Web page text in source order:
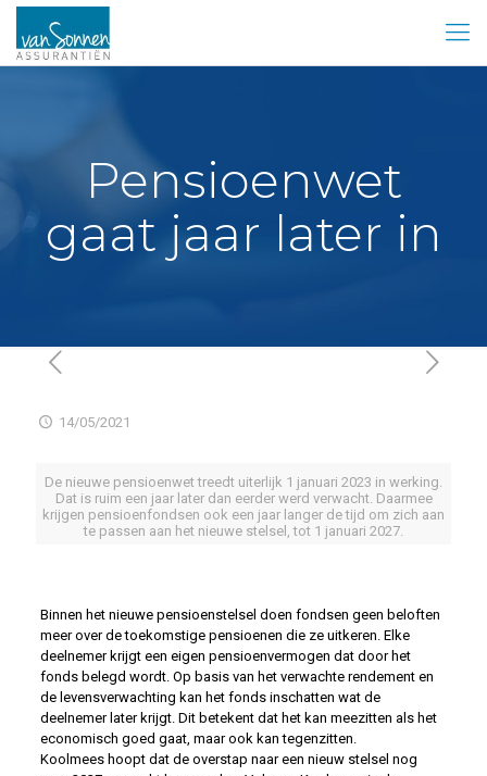
Pensioenwet
gaat jaar later in
14/05/2021
De nieuwe pensioenwet treedt uiterlijk 1 januari 2023 in werking.
Dat is ruim een jaar later dan eerder werd verwacht. Daarmee
krijgen pensioenfondsen ook een jaar langer de tijd om zich aan
te passen aan het nieuwe stelsel, tot 1 januari 2027.
Binnen het nieuwe pensioenstelsel doen fondsen geen beloften
meer over de toekomstige pensioenen die ze uitkeren. Elke
deelnemer krijgt een eigen pensioenvermogen dat door het
fonds belegd wordt. Op basis van het verwachte rendement en
de levensverwachting kan het fonds inschatten wat de
deelnemer later krijgt. Dit betekent dat het kan meezitten als het
economisch goed gaat, maar ook kan tegenzitten.
Koolmees hoopt dat de overstap naar een nieuw stelsel nog